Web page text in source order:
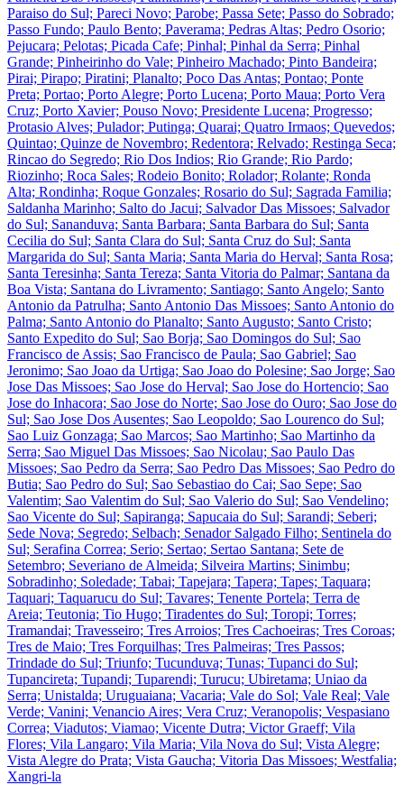
Paraiso do Sul; Pareci Novo; Parobe; Passa Sete; Passo do Sobrado;
Passo Fundo; Paulo Bento; Paverama; Pedras Altas; Pedro Osorio;
Pejucara; Pelotas; Picada Cafe; Pinhal; Pinhal da Serra; Pinhal
Grande; Pinheirinho do Vale; Pinheiro Machado; Pinto Bandeira;
Pirai; Pirapo; Piratini; Planalto; Poco Das Antas; Pontao; Ponte
Preta; Portao; Porto Alegre; Porto Lucena; Porto Maua; Porto Vera
Cruz; Porto Xavier; Pouso Novo; Presidente Lucena; Progresso;
Protasio Alves; Pulador; Putinga; Quarai; Quatro Irmaos; Quevedos;
Quintao; Quinze de Novembro; Redentora; Relvado; Restinga Seca;
Rincao do Segredo; Rio Dos Indios; Rio Grande; Rio Pardo;
Riozinho; Roca Sales; Rodeio Bonito; Rolador; Rolante; Ronda
Alta; Rondinha; Roque Gonzales; Rosario do Sul; Sagrada Familia;
Saldanha Marinho; Salto do Jacui; Salvador Das Missoes; Salvador
do Sul; Sananduva; Santa Barbara; Santa Barbara do Sul; Santa
Cecilia do Sul; Santa Clara do Sul; Santa Cruz do Sul; Santa
Margarida do Sul; Santa Maria; Santa Maria do Herval; Santa Rosa;
Santa Teresinha; Santa Tereza; Santa Vitoria do Palmar; Santana da
Boa Vista; Santana do Livramento; Santiago; Santo Angelo; Santo
Antonio da Patrulha; Santo Antonio Das Missoes; Santo Antonio do
Palma; Santo Antonio do Planalto; Santo Augusto; Santo Cristo;
Santo Expedito do Sul; Sao Borja; Sao Domingos do Sul; Sao
Francisco de Assis; Sao Francisco de Paula; Sao Gabriel; Sao
Jeronimo; Sao Joao da Urtiga; Sao Joao do Polesine; Sao Jorge; Sao
Jose Das Missoes; Sao Jose do Herval; Sao Jose do Hortencio; Sao
Jose do Inhacora; Sao Jose do Norte; Sao Jose do Ouro; Sao Jose do
Sul; Sao Jose Dos Ausentes; Sao Leopoldo; Sao Lourenco do Sul;
Sao Luiz Gonzaga; Sao Marcos; Sao Martinho; Sao Martinho da
Serra; Sao Miguel Das Missoes; Sao Nicolau; Sao Paulo Das
Missoes; Sao Pedro da Serra; Sao Pedro Das Missoes; Sao Pedro do
Butia; Sao Pedro do Sul; Sao Sebastiao do Cai; Sao Sepe; Sao
Valentim; Sao Valentim do Sul; Sao Valerio do Sul; Sao Vendelino;
Sao Vicente do Sul; Sapiranga; Sapucaia do Sul; Sarandi; Seberi;
Sede Nova; Segredo; Selbach; Senador Salgado Filho; Sentinela do
Sul; Serafina Correa; Serio; Sertao; Sertao Santana; Sete de
Setembro; Severiano de Almeida; Silveira Martins; Sinimbu;
Sobradinho; Soledade; Tabai; Tapejara; Tapera; Tapes; Taquara;
Taquari; Taquarucu do Sul; Tavares; Tenente Portela; Terra de
Areia; Teutonia; Tio Hugo; Tiradentes do Sul; Toropi; Torres;
Tramandai; Travesseiro; Tres Arroios; Tres Cachoeiras; Tres Coroas;
Tres de Maio; Tres Forquilhas; Tres Palmeiras; Tres Passos;
Trindade do Sul; Triunfo; Tucunduva; Tunas; Tupanci do Sul;
Tupancireta; Tupandi; Tuparendi; Turucu; Ubiretama; Uniao da
Serra; Unistalda; Uruguaiana; Vacaria; Vale do Sol; Vale Real; Vale
Verde; Vanini; Venancio Aires; Vera Cruz; Veranopolis; Vespasiano
Correa; Viadutos; Viamao; Vicente Dutra; Victor Graeff; Vila
Flores; Vila Langaro; Vila Maria; Vila Nova do Sul; Vista Alegre;
Vista Alegre do Prata; Vista Gaucha; Vitoria Das Missoes; Westfalia;
Xangri-la